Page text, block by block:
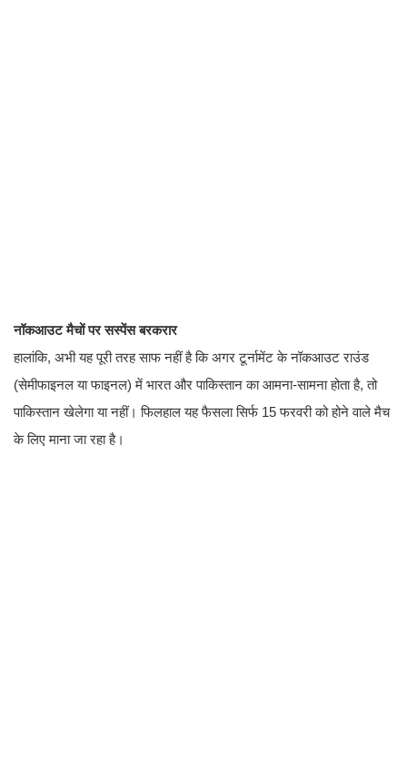
नॉकआउट मैचों पर सस्पेंस बरकरार
हालांकि, अभी यह पूरी तरह साफ नहीं है कि अगर टूर्नामेंट के नॉकआउट राउंड
(सेमीफाइनल या फाइनल) में भारत और पाकिस्तान का आमना-सामना होता है, तो
पाकिस्तान खेलेगा या नहीं। फिलहाल यह फैसला सिर्फ 15 फरवरी को होने वाले मैच
के लिए माना जा रहा है।